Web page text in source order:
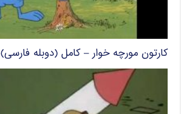
کارتون مورچه خوار – کامل (دوبله فارسی)